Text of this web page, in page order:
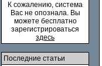
К сожалению, система
Вас не опознала. Вы
можете бесплатно
зарегистрироваться
здесь
Последние статьи